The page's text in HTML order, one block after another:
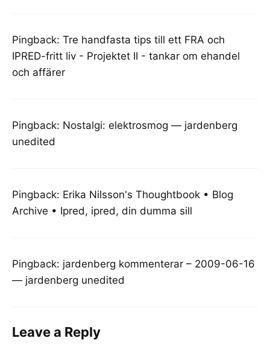
Pingback: Tre handfasta tips till ett FRA och
IPRED-fritt liv - Projektet II - tankar om ehandel
och affärer
Pingback: Nostalgi: elektrosmog — jardenberg
unedited
Pingback: Erika Nilsson's Thoughtbook • Blog
Archive • Ipred, ipred, din dumma sill
Pingback: jardenberg kommenterar – 2009-06-16
— jardenberg unedited
Leave a Reply